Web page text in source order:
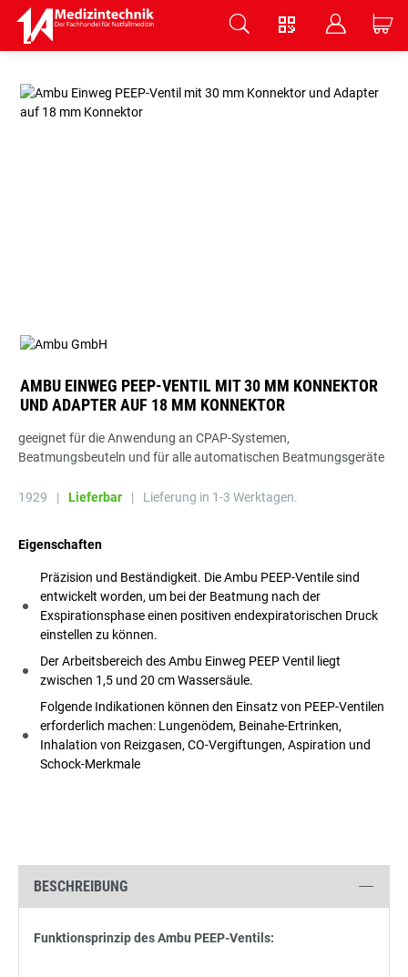
V B C
AMBU EINWEG PEEP-VENTIL MIT 30 MM KONNEKTOR
UND ADAPTER AUF 18 MM KONNEKTOR
geeignet für die Anwendung an CPAP-Systemen,
Beatmungsbeuteln und für alle automatischen Beatmungsgeräte
1929 | Lieferbar | Lieferung in 1-3 Werktagen.
Eigenschaften
Präzision und Beständigkeit. Die Ambu PEEP-Ventile sind
entwickelt worden, um bei der Beatmung nach der
Exspirationsphase einen positiven endexpiratorischen Druck
einstellen zu können.
Der Arbeitsbereich des Ambu Einweg PEEP Ventil liegt
zwischen 1,5 und 20 cm Wassersäule.
Folgende Indikationen können den Einsatz von PEEP-Ventilen
erforderlich machen: Lungenödem, Beinahe-Ertrinken,
Inhalation von Reizgasen, CO-Vergiftungen, Aspiration und
Schock-Merkmale
BESCHREIBUNG
Funktionsprinzip des Ambu PEEP-Ventils: